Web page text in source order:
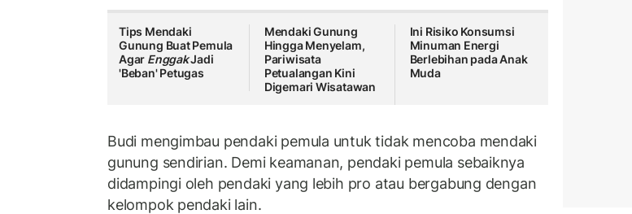
Tips Mendaki
Gunung Buat Pemula
Agar EnggakJadi
'Beban' Petugas
Mendaki Gunung
Hingga Menyelam,
Pariwisata
Petualangan Kini
Digemari Wisatawan
Ini Risiko Konsumsi
Minuman Energi
Berlebihan pada Anak
Muda
Budi mengimbau pendaki pemula untuk tidak mencoba mendaki
gunung sendirian. Demi keamanan, pendaki pemula sebaiknya
didampingi oleh pendaki yang lebih pro atau bergabung dengan
kelompok pendaki lain.